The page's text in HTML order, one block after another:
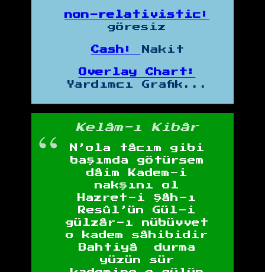
non-relativistic:
göresiz
Cash: Nakit
Overlay Chart:
Yardımcı Grafik...
Kelâm-ı Kibâr
N’ola tâcım gibi
başımda götürsem
dâim Kadem-i
nakşını ol
Hazret-i Şâh-ı
Resûl’ün Gül-i
gülzâr-ı nübüvvet
o kadem sâhibidir
Bahtiyâ durma
yüzün sür